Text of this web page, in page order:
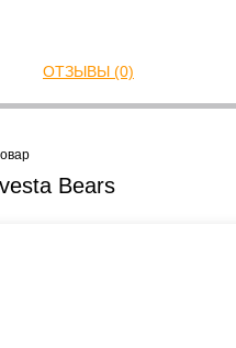
ОТЗЫВЫ (0)
Bears